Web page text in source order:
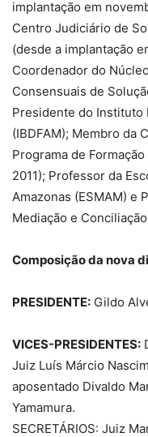
implantação em
Centro Judiciário de
(desde a implantação
Coordenador do
Consensuais de
Presidente do Instituto
(IBDFAM); Membro da
Programa de
2011); Professor da
Amazonas (ESMAM) e
Mediação e
Composição da nova
PRESIDENTE: Gildo
VICES-PRESIDENTES:
Juiz Luís Márcio
aposentado Divaldo
Yamamura.
SECRETÁRIOS: Juiz